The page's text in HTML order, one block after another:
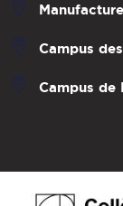
Campus
Campus de